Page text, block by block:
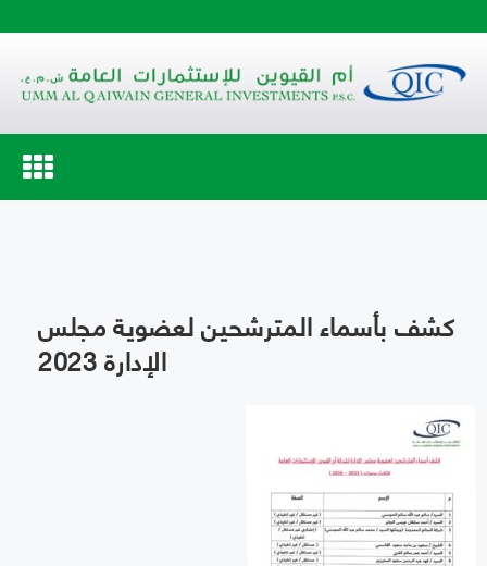
Toggle
navigation
كشف بأسماء المترشحين لعضوية مجلس
الإدارة 2023